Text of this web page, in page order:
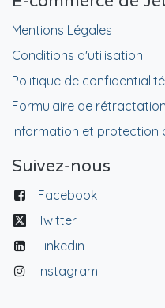
Mentions Légales
Conditions d'utilisation
Politique de confidentialité
Formulaire de rétractation
Information et protection
Suivez-nous
Facebook
Twitter
Linkedin
Instagram